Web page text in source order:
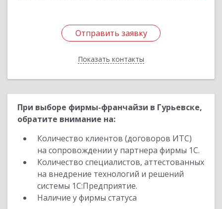
Отправить заявку
Показать контакты
Отправить заявку
Назад
При выборе фирмы-франчайзи в Гурьевске,
обратите внимание на:
Количество клиентов (договоров ИТС)
на сопровождении у партнера фирмы 1С.
Количество специалистов, аттестованных
на внедрение технологий и решений
системы 1С:Предприятие.
Наличие у фирмы статуса